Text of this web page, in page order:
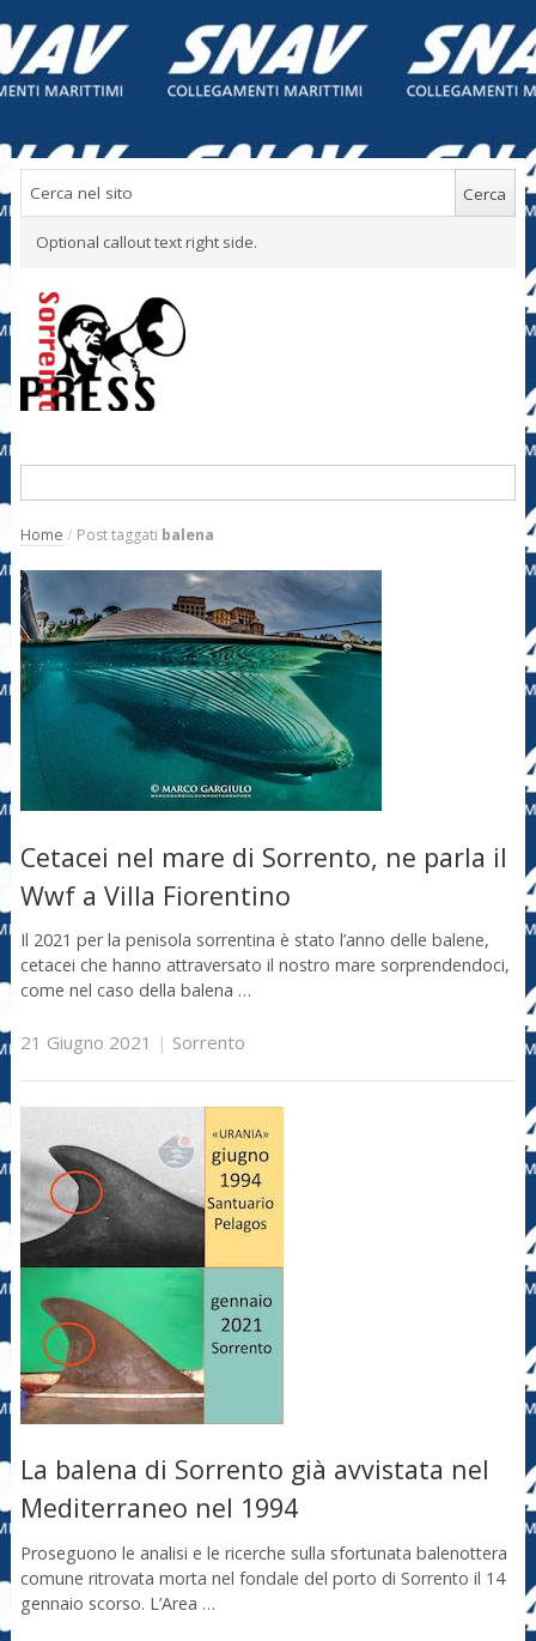
Optional callout text right side.
Home / Post taggati balena
Cetacei nel mare di Sorrento, ne parla il
Wwf a Villa Fiorentino
Il 2021 per la penisola sorrentina è stato l’anno delle balene,
cetacei che hanno attraversato il nostro mare sorprendendoci,
come nel caso della balena …
21 Giugno 2021 | Sorrento
La balena di Sorrento già avvistata nel
Mediterraneo nel 1994
Proseguono le analisi e le ricerche sulla sfortunata balenottera
comune ritrovata morta nel fondale del porto di Sorrento il 14
gennaio scorso. L’Area …